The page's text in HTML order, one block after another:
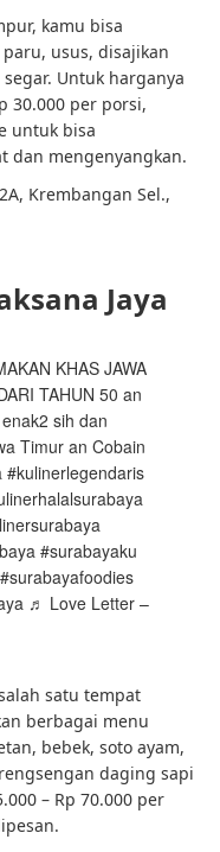
kamu bisa
usus, disajikan
Untuk harganya
30.000 per porsi,
untuk bisa
dan mengenyangkan.
Krembangan Sel.,
Jaya
KHAS JAWA
TAHUN 50 an
sih dan
Timur an Cobain
#surabayaku
♬ Love Letter –
satu tempat
berbagai menu
bebek, soto ayam,
daging sapi
– Rp 70.000 per